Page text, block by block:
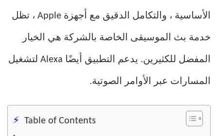
الأساسية ، والتكامل الدقيق مع أجهزة Apple ، تظل
خدمة بث الموسيقى الخاصة بالشركة هي الخيار
المفضل للكثيرين. يدعم التطبيق أيضًا Alexa لتشغيل
المسارات عبر الأوامر الصوتية.
Table of Contents